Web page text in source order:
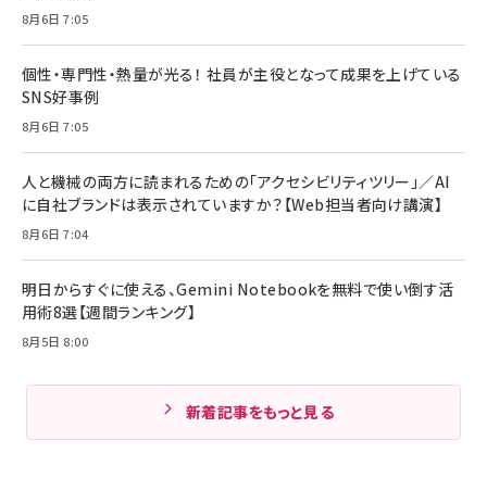
8月6日 7:05
個性・専門性・熱量が光る！ 社員が主役となって成果を上げている
SNS好事例
8月6日 7:05
人と機械の両方に読まれるための「アクセシビリティツリー」／AI
に自社ブランドは表示されていますか？【Web担当者向け講演】
8月6日 7:04
明日からすぐに使える、Gemini Notebookを無料で使い倒す活
用術8選【週間ランキング】
8月5日 8:00
新着記事をもっと見る